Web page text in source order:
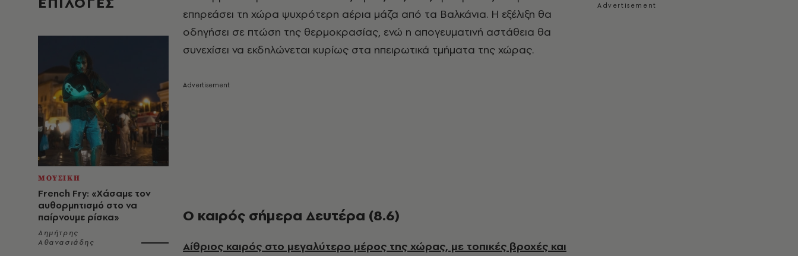
ΜΟΥΣΙΚΗ
French Fry: «Χάσαμε τον
αυθορμητισμό στο να
παίρνουμε ρίσκα»
Δημήτρης
Αθανασιάδης
επηρεάσει τη χώρα ψυχρότερη αέρια μάζα από τα Βαλκάνια. Η εξέλιξη θα
οδηγήσει σε πτώση της θερμοκρασίας, ενώ η απογευματινή αστάθεια θα
συνεχίσει να εκδηλώνεται κυρίως στα ηπειρωτικά τμήματα της χώρας.
Ο καιρός σήμερα Δευτέρα (8.6)
Αίθριος καιρός στο μεγαλύτερο μέρος της χώρας, με τοπικές βροχές και